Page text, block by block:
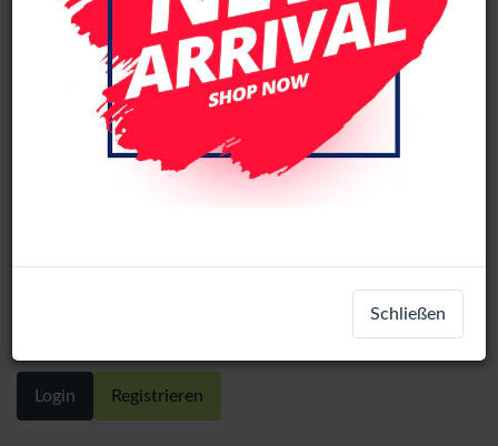
Battery (A1964) Compatible For
MacBook Pro 13" (A1989 /A2251)
Login Registrieren
Schließen